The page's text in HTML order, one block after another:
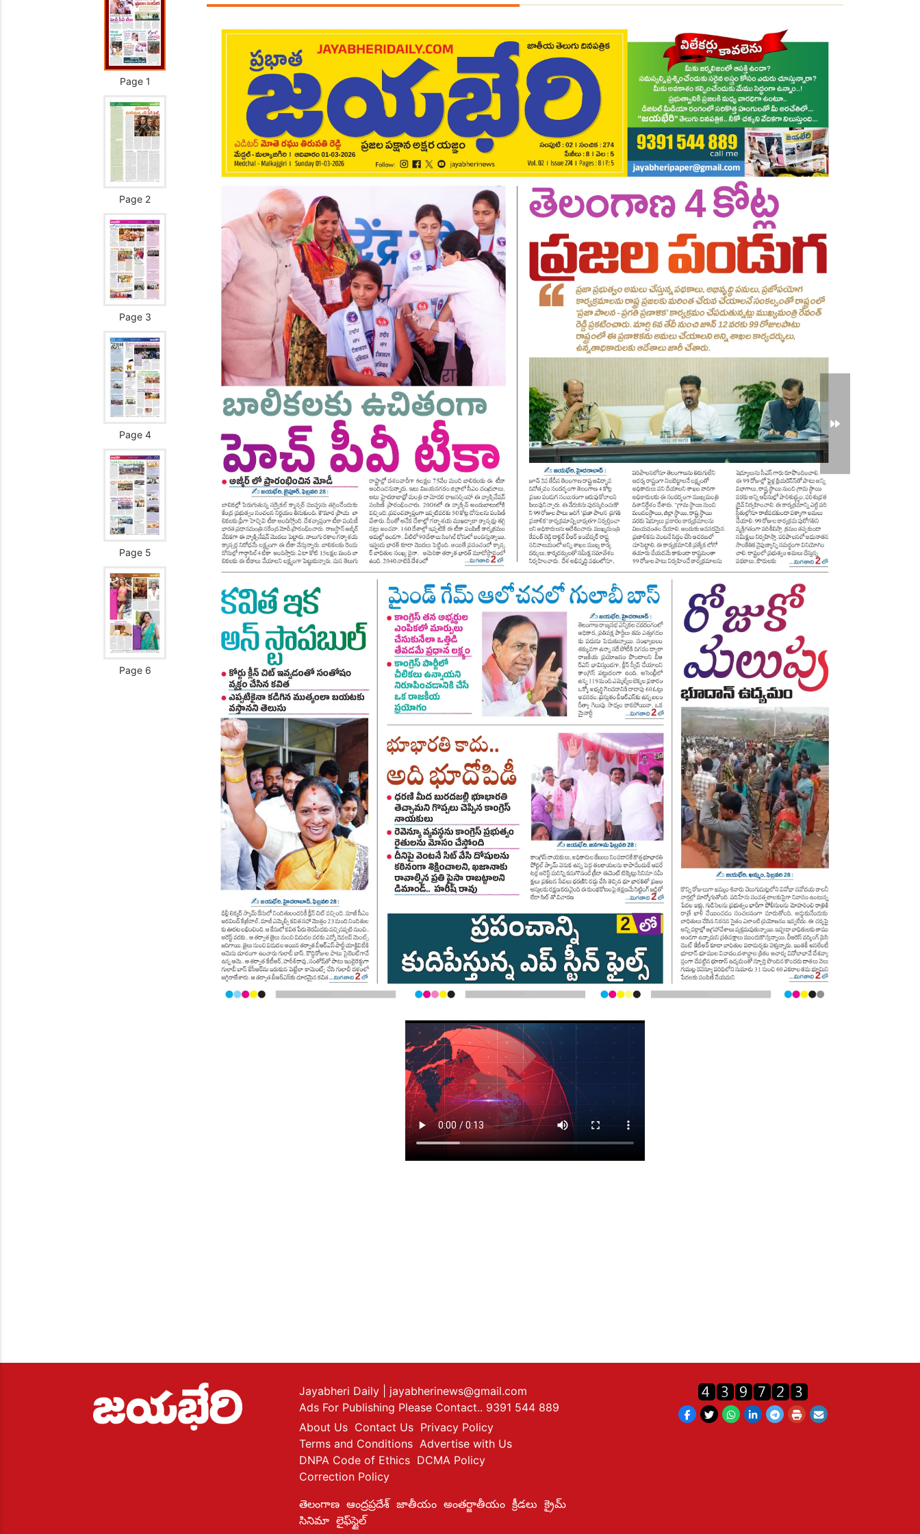
Page 1
Page 2
Page 3
Page 4
Page 5
Page 6
Jayabheri Daily
| jayabherinews@gmail.com
Ads For Publishing Please Contact.. 9391 544 889
About Us Contact Us Privacy Policy
Terms and Conditions Advertise with Us
DNPA Code of Ethics DCMA Policy
Correction Policy
తెలంగాణ ఆంద్రప్రదేశ్ జాతీయం అంతర్జాతీయం క్రీడలు క్రైమ్
సినిమా లైఫ్‌స్టైల్